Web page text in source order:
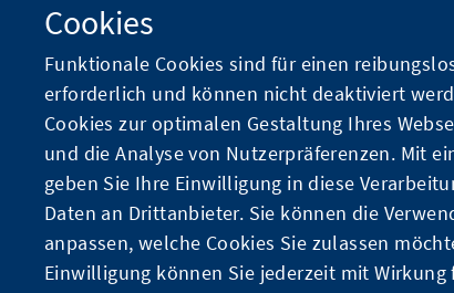
Cookies
Funktionale Cookies sind für einen
erforderlich und können nicht deaktiviert
Cookies zur optimalen Gestaltung Ihres
und die Analyse von Nutzerpräferenzen. Mit
geben Sie Ihre Einwilligung in diese
Daten an Drittanbieter. Sie können die
anpassen, welche Cookies Sie zulassen
Einwilligung können Sie jederzeit mit